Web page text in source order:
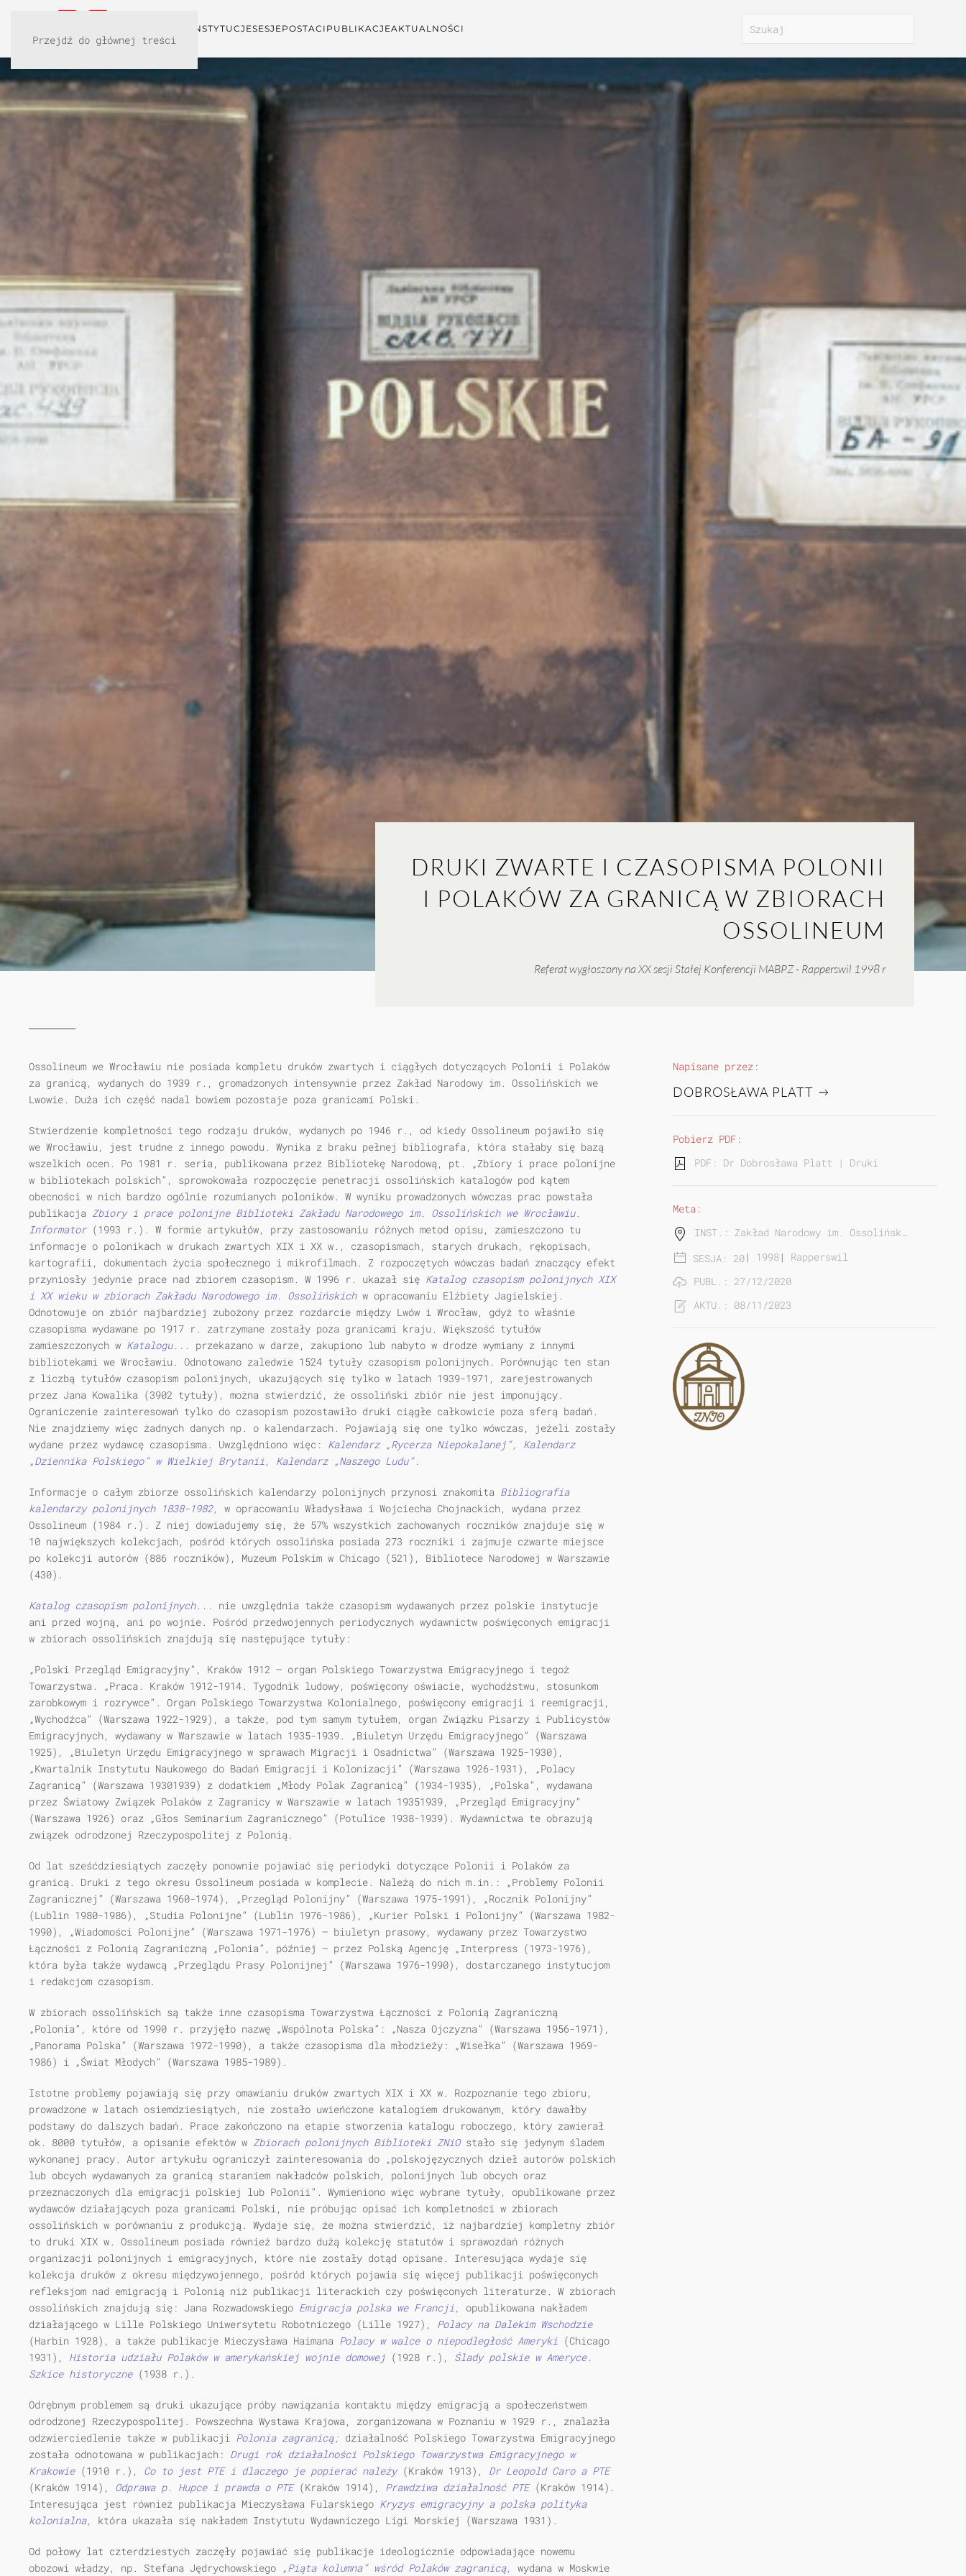
Przejdź do głównej treści
INSTYTUCJESESJEPOSTACI PUBLIKACJEAKTUALNOŚCI
DRUKI ZWARTE I CZASOPISMA POLONII
I POLAKÓW ZA GRANICĄ W ZBIORACH
OSSOLINEUM
Referat wygłoszony na XX sesji Stałej Konferencji MABPZ - Rapperswil 1998 r
Ossolineum we Wrocławiu nie posiada kompletu druków zwartych i ciągłych dotyczących Polonii i Polaków
za granicą, wydanych do 1939 r., gromadzonych intensywnie przez Zakład Narodowy im. Ossolińskich we
Lwowie. Duża ich część nadal bowiem pozostaje poza granicami Polski.
Stwierdzenie kompletności tego rodzaju druków, wydanych po 1946 r., od kiedy Ossolineum pojawiło się
we Wrocławiu, jest trudne z innego powodu. Wynika z braku pełnej bibliografa, która stałaby się bazą
wszelkich ocen. Po 1981 r. seria, publikowana przez Bibliotekę Narodową, pt. „Zbiory i prace polonijne
w bibliotekach polskich”, sprowokowała rozpoczęcie penetracji ossolińskich katalogów pod kątem
obecności w nich bardzo ogólnie rozumianych poloników. W wyniku prowadzonych wówczas prac powstała
publikacja Zbiory i prace polonijne Biblioteki Zakładu Narodowego im. Ossolińskich we Wrocławiu.
Informator (1993 r.). W formie artykułów, przy zastosowaniu różnych metod opisu, zamieszczono tu
informacje o polonikach w drukach zwartych XIX i XX w., czasopismach, starych drukach, rękopisach,
kartografii, dokumentach życia społecznego i mikrofilmach. Z rozpoczętych wówczas badań znaczący efekt
przyniosły jedynie prace nad zbiorem czasopism. W 1996 r. ukazał się Katalog czasopism polonijnych XIX
i XX wieku w zbiorach Zakładu Narodowego im. Ossolińskich w opracowaniu Elżbiety Jagielskiej.
Odnotowuje on zbiór najbardziej zubożony przez rozdarcie między Lwów i Wrocław, gdyż to właśnie
czasopisma wydawane po 1917 r. zatrzymane zostały poza granicami kraju. Większość tytułów
zamieszczonych w Katalogu... przekazano w darze, zakupiono lub nabyto w drodze wymiany z innymi
bibliotekami we Wrocławiu. Odnotowano zaledwie 1524 tytuły czasopism polonijnych. Porównując ten stan
z liczbą tytułów czasopism polonijnych, ukazujących się tylko w latach 1939-1971, zarejestrowanych
przez Jana Kowalika (3902 tytuły), można stwierdzić, że ossoliński zbiór nie jest imponujący.
Ograniczenie zainteresowań tylko do czasopism pozostawiło druki ciągłe całkowicie poza sferą badań.
Nie znajdziemy więc żadnych danych np. o kalendarzach. Pojawiają się one tylko wówczas, jeżeli zostały
wydane przez wydawcę czasopisma. Uwzględniono więc: Kalendarz „Rycerza Niepokalanej”, Kalendarz
„Dziennika Polskiego” w Wielkiej Brytanii, Kalendarz „Naszego Ludu”.
Informacje o całym zbiorze ossolińskich kalendarzy polonijnych przynosi znakomita Bibliografia
kalendarzy polonijnych 1838-1982, w opracowaniu Władysława i Wojciecha Chojnackich, wydana przez
Ossolineum (1984 r.). Z niej dowiadujemy się, że 57% wszystkich zachowanych roczników znajduje się w
10 największych kolekcjach, pośród których ossolińska posiada 273 roczniki i zajmuje czwarte miejsce
po kolekcji autorów (886 roczników), Muzeum Polskim w Chicago (521), Bibliotece Narodowej w Warszawie
(430).
Katalog czasopism polonijnych... nie uwzględnia także czasopism wydawanych przez polskie instytucje
ani przed wojną, ani po wojnie. Pośród przedwojennych periodycznych wydawnictw poświęconych emigracji
w zbiorach ossolińskich znajdują się następujące tytuły:
„Polski Przegląd Emigracyjny”, Kraków 1912 — organ Polskiego Towarzystwa Emigracyjnego i tegoż
Towarzystwa. „Praca. Kraków 1912-1914. Tygodnik ludowy, poświęcony oświacie, wychodźstwu, stosunkom
zarobkowym i rozrywce”. Organ Polskiego Towarzystwa Kolonialnego, poświęcony emigracji i reemigracji,
„Wychodźca” (Warszawa 1922-1929), a także, pod tym samym tytułem, organ Związku Pisarzy i Publicystów
Emigracyjnych, wydawany w Warszawie w latach 1935-1939. „Biuletyn Urzędu Emigracyjnego” (Warszawa
1925), „Biuletyn Urzędu Emigracyjnego w sprawach Migracji i Osadnictwa” (Warszawa 1925-1930),
„Kwartalnik Instytutu Naukowego do Badań Emigracji i Kolonizacji” (Warszawa 1926-1931), „Polacy
Zagranicą” (Warszawa 19301939) z dodatkiem „Młody Polak Zagranicą” (1934-1935), „Polska”, wydawana
przez Światowy Związek Polaków z Zagranicy w Warszawie w latach 19351939, „Przegląd Emigracyjny”
(Warszawa 1926) oraz „Głos Seminarium Zagranicznego” (Potulice 1938-1939). Wydawnictwa te obrazują
związek odrodzonej Rzeczypospolitej z Polonią.
Od lat sześćdziesiątych zaczęły ponownie pojawiać się periodyki dotyczące Polonii i Polaków za
granicą. Druki z tego okresu Ossolineum posiada w komplecie. Należą do nich m.in.: „Problemy Polonii
Zagranicznej” (Warszawa 1960-1974), „Przegląd Polonijny” (Warszawa 1975-1991), „Rocznik Polonijny”
(Lublin 1980-1986), „Studia Polonijne” (Lublin 1976-1986), „Kurier Polski i Polonijny” (Warszawa 1982-
1990), „Wiadomości Polonijne” (Warszawa 1971-1976) — biuletyn prasowy, wydawany przez Towarzystwo
Łączności z Polonią Zagraniczną „Polonia”, później — przez Polską Agencję „Interpress (1973-1976),
która była także wydawcą „Przeglądu Prasy Polonijnej” (Warszawa 1976-1990), dostarczanego instytucjom
i redakcjom czasopism.
W zbiorach ossolińskich są także inne czasopisma Towarzystwa Łączności z Polonią Zagraniczną
„Polonia”, które od 1990 r. przyjęło nazwę „Wspólnota Polska”: „Nasza Ojczyzna” (Warszawa 1956-1971),
„Panorama Polska” (Warszawa 1972-1990), a także czasopisma dla młodzieży: „Wisełka” (Warszawa 1969-
1986) i „Świat Młodych” (Warszawa 1985-1989).
Istotne problemy pojawiają się przy omawianiu druków zwartych XIX i XX w. Rozpoznanie tego zbioru,
prowadzone w latach osiemdziesiątych, nie zostało uwieńczone katalogiem drukowanym, który dawałby
podstawy do dalszych badań. Prace zakończono na etapie stworzenia katalogu roboczego, który zawierał
ok. 8000 tytułów, a opisanie efektów w Zbiorach polonijnych Biblioteki ZNiO stało się jedynym śladem
wykonanej pracy. Autor artykułu ograniczył zainteresowania do „polskojęzycznych dzieł autorów polskich
lub obcych wydawanych za granicą staraniem nakładców polskich, polonijnych lub obcych oraz
przeznaczonych dla emigracji polskiej lub Polonii”. Wymieniono więc wybrane tytuły, opublikowane przez
wydawców działających poza granicami Polski, nie próbując opisać ich kompletności w zbiorach
ossolińskich w porównaniu z produkcją. Wydaje się, że można stwierdzić, iż najbardziej kompletny zbiór
to druki XIX w. Ossolineum posiada również bardzo dużą kolekcję statutów i sprawozdań różnych
organizacji polonijnych i emigracyjnych, które nie zostały dotąd opisane. Interesująca wydaje się
kolekcja druków z okresu międzywojennego, pośród których pojawia się więcej publikacji poświęconych
refleksjom nad emigracją i Polonią niż publikacji literackich czy poświęconych literaturze. W zbiorach
ossolińskich znajdują się: Jana Rozwadowskiego Emigracja polska we Francji, opublikowana nakładem
działającego w Lille Polskiego Uniwersytetu Robotniczego (Lille 1927), Polacy na Dalekim Wschodzie
(Harbin 1928), a także publikacje Mieczysława Haimana Polacy w walce o niepodległość Ameryki (Chicago
1931), Historia udziału Polaków w amerykańskiej wojnie domowej (1928 r.), Ślady polskie w Ameryce.
Szkice historyczne (1938 r.).
Odrębnym problemem są druki ukazujące próby nawiązania kontaktu między emigracją a społeczeństwem
odrodzonej Rzeczypospolitej. Powszechna Wystawa Krajowa, zorganizowana w Poznaniu w 1929 r., znalazła
odzwierciedlenie także w publikacji Polonia zagranicą; działalność Polskiego Towarzystwa Emigracyjnego
została odnotowana w publikacjach: Drugi rok działalności Polskiego Towarzystwa Emigracyjnego w
Krakowie (1910 r.), Co to jest PTE i dlaczego je popierać należy (Kraków 1913), Dr Leopold Caro a PTE
(Kraków 1914), Odprawa p. Hupce i prawda o PTE(Kraków 1914), Prawdziwa działalność PTE(Kraków 1914).
Interesująca jest również publikacja Mieczysława Fularskiego Kryzys emigracyjny a polska polityka
kolonialna, która ukazała się nakładem Instytutu Wydawniczego Ligi Morskiej (Warszawa 1931).
Od połowy lat czterdziestych zaczęły pojawiać się publikacje ideologicznie odpowiadające nowemu
obozowi władzy, np. Stefana Jędrychowskiego „Piąta kolumna” wśród Polaków zagranicą, wydana w Moskwie
Napisane przez:
DOBROSŁAWA PLATT
Pobierz PDF:
PDF: Dr Dobrosława Platt | Druki zwarte i
Meta:
INST.: Zakład Narodowy im. Ossolińsk…
SESJA: 20| 1998| Rapperswil
PUBL.: 27/12/2020
AKTU.: 08/11/2023